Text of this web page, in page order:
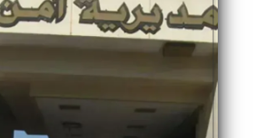
الأحزاب